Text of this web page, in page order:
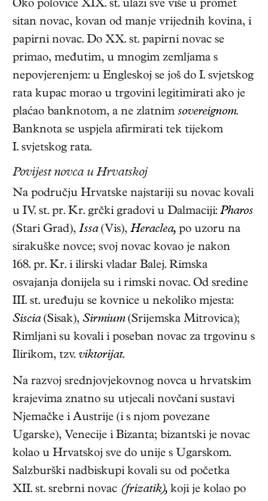
Oko polovice XIX. st. ulazi sve više u promet
sitan novac, kovan od manje vrijednih kovina, i
papirni novac. Do XX. st. papirni novac se
primao, međutim, u mnogim zemljama s
nepovjerenjem: u Engleskoj se još do I. svjetskog
rata kupac morao u trgovini legitimirati ako je
plaćao banknotom, a ne zlatnim sovereignom.
Banknota se uspjela afirmirati tek tijekom
I. svjetskog rata.
Povijest novca u Hrvatskoj
Na području Hrvatske najstariji su novac kovali
u IV. st. pr. Kr. grčki gradovi u Dalmaciji: Pharos
(Stari Grad), Issa(Vis), Heraclea, po uzoru na
sirakuške novce; svoj novac kovao je nakon
168. pr. Kr. i ilirski vladar Balej. Rimska
osvajanja donijela su i rimski novac. Od sredine
III. st. uređuju se kovnice u nekoliko mjesta:
Siscia(Sisak), Sirmium(Srijemska Mitrovica);
Rimljani su kovali i poseban novac za trgovinu s
Ilirikom, tzv. viktorijat.
Na razvoj srednjovjekovnog novca u hrvatskim
krajevima znatno su utjecali novčani sustavi
Njemačke i Austrije (i s njom povezane
Ugarske), Venecije i Bizanta; bizantski je novac
kolao u Hrvatskoj sve do unije s Ugarskom.
Salzburški nadbiskupi kovali su od početka
XII. st. srebrni novac (frizatik), koji je kolao po